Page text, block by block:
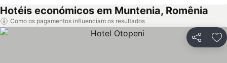
Hotéis económicos em Muntenia, Romênia
Como os pagamentos influenciam os resultados
Partilhar